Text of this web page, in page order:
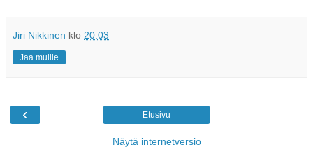
Jiri Nikkinen klo 20.03
Jaa muille
‹ Etusivu
Näytä internetversio